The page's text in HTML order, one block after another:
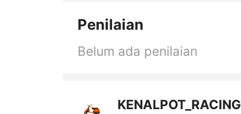
Penilaian
Belum ada penilaian
KENALPOT_RACING